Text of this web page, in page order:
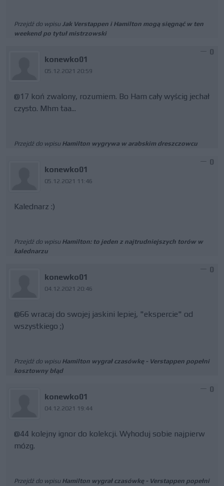
Przejdź do wpisuJak Verstappen i Hamilton mogą sięgnąć w ten
weekend po tytuł mistrzowski
konewko01
05.12.2021 20:59
0
@17 koń zwalony, rozumiem. Bo Ham cały wyścig jechał
czysto. Mhm taa...
Przejdź do wpisu Hamilton wygrywa w arabskim dreszczowcu
konewko01
05.12.2021 11:46
0
Kalednarz :)
Przejdź do wpisu Hamilton: to jeden z najtrudniejszych torów w
kalednarzu
konewko01
04.12.2021 20:46
0
@66 wracaj do swojej jaskini lepiej, "ekspercie" od
wszystkiego ;)
Przejdź do wpisu Hamilton wygrał czasówkę - Verstappen popełni
kosztowny błąd
konewko01
04.12.2021 19:44
0
@44 kolejny ignor do kolekcji. Wyhoduj sobie najpierw
mózg.
Przejdź do wpisu Hamilton wygrał czasówkę - Verstappen popełni